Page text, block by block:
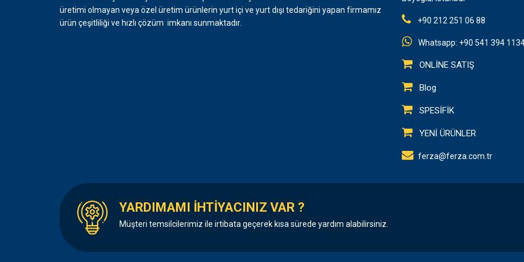
üretimi olmayan veya özel üretim ürünlerin yurt içi ve yurt dışı tedariğini yapan firmamız
ürün çeşitliliği ve hızlı çözüm imkanı sunmaktadır.
+90 212 251 06 88
Whatsapp: +90 541 394
ONLİNE SATIŞ
Blog
SPESİFİK
YENİ ÜRÜNLER
ferza@ferza.com.tr
YARDIMAMI İHTİYACINIZ VAR ?
Müşteri temsilcilerimiz ile irtibata geçerek kısa sürede yardım alabilirsiniz.